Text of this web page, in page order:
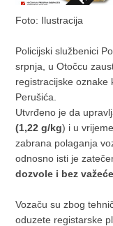
Foto: Ilustracija
Policijski službenici
srpnja, u Otočcu
registracijske oznake
Perušića.
Utvrđeno je da
(1,22 g/kg) i u
zabrana polaganja
odnosno isti je
dozvole i bez
Vozaču su zbog
oduzete registarske